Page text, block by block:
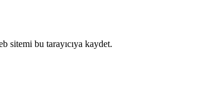
sitemi bu tarayıcıya kaydet.